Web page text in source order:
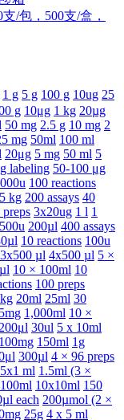
/包，500支/盒，
1 g 5 g 100 g 10ug 25
g 10μg 1 kg 20µg
50 mg 2.5 g 10 mg 2
mg 50ml 100 ml
20μg 5 mg 50 ml 5
labeling 50-100 μg
100 reactions
kg 200 assays 40
preps 3x20ug 1 l 1
200µl 400 assays
10 reactions 100u
3x500 µl 4x500 µl 5 ×
10 × 100ml 10
100 preps
20ml 25ml 30
5mg 1,000ml 10 ×
200μl 30ul 5 x 10ml
100mg 150ml 1g
300µl 4 × 96 preps
5x1 ml 1.5ml (3 ×
10x10ml 150
each 200µmol (2 ×
25g 4 x 5 ml